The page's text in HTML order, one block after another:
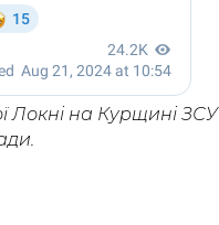
Локні на Курщині ЗСУ